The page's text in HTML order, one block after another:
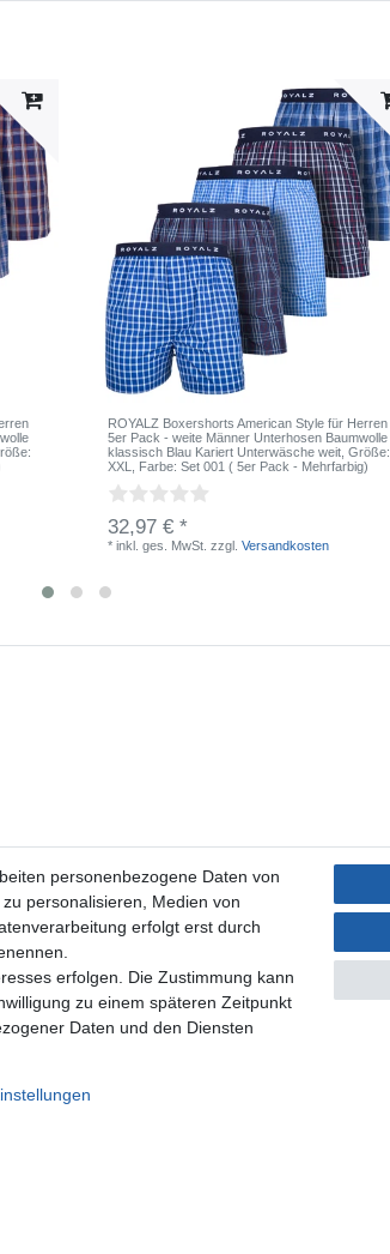
ROYALZ Boxershorts American Style für Herren
5er Pack - weite Männer Unterhosen Baumwolle
klassisch Blau Kariert Unterwäsche weit , Größe:
XXL
, Farbe: Set 001 ( 5er Pack - Mehrfarbig)
32,97 € *
*inkl. ges. MwSt. zzgl.Versandkosten
personenbezogene Daten von
personalisieren, Medien von
erfolgt erst durch
erfolgen. Die Zustimmung kann
zu einem späteren Zeitpunkt
Daten und den Diensten